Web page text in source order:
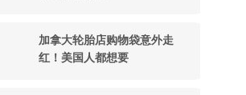
加拿大轮胎店购物袋意外走
红！美国人都想要